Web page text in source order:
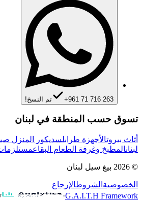
+961 71 716 263 تم النسخ!
تسوق حسب المنطقة في لبنان
أثاث بيروتالأجهزة طرابلسديكور المنزل
لبنانالمطبخ وغرفة الطعام البقاع
©
2026 بيغ سيل لبنان
الخصوصية الشروطالإرجاع
·G.A.I.T.H Framework